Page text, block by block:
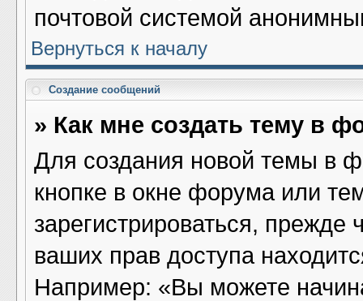
почтовой системой
Вернуться к началу
Создание сообщений
» Как мне создать тему в
Для создания новой темы в
кнопке в окне форума или
зарегистрироваться,
ваших прав доступа
Например: «Вы можете